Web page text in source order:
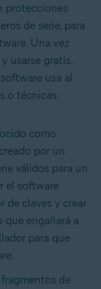
protecciones
de serie, para
Una vez
usarse gratis.
usa al
o técnicas:
como
por un
válidos para un
el software
de claves y crear
que engañará a
para que
de